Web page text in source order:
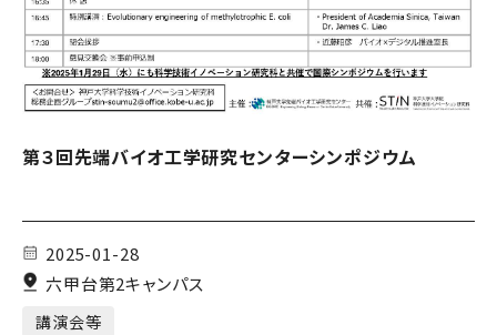
第３回先端バイオ工学研究センターシンポジウム
2025-01-28
六甲台第2キャンパス
講演会等